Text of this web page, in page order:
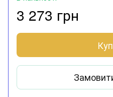
3 273 грн